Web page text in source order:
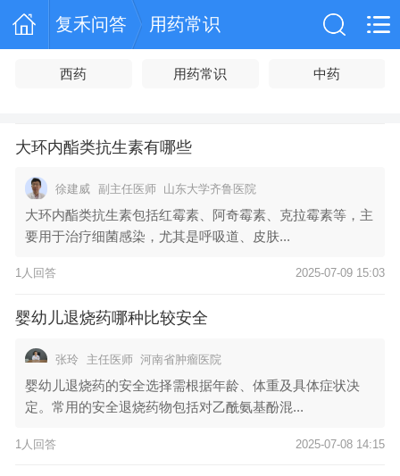
复禾问答 用药常识
西药 用药常识 中药
大环内酯类抗生素有哪些
徐建威 副主任医师 山东大学齐鲁医院
大环内酯类抗生素包括红霉素、阿奇霉素、克拉霉素等，主
要用于治疗细菌感染，尤其是呼吸道、皮肤...
1人回答 2025-07-09 15:03
婴幼儿退烧药哪种比较安全
张玲 主任医师 河南省肿瘤医院
婴幼儿退烧药的安全选择需根据年龄、体重及具体症状决
定。常用的安全退烧药物包括对乙酰氨基酚混...
1人回答 2025-07-08 14:15